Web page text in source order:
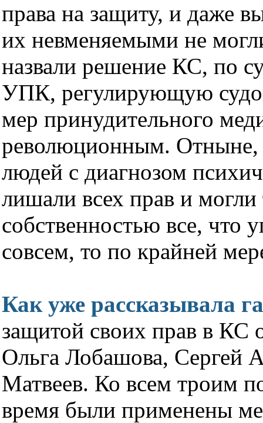
права на защиту, и даже
их невменяемыми не
назвали решение КС, по
УПК, регулирующую
мер принудительного
революционным. Отныне,
людей с диагнозом
лишали всех прав и
собственностью все, что
совсем, то по крайней
Как уже рассказывала
защитой своих прав в КС
Ольга Лобашова, Сергей
Матвеев. Ко всем троим
время были применены